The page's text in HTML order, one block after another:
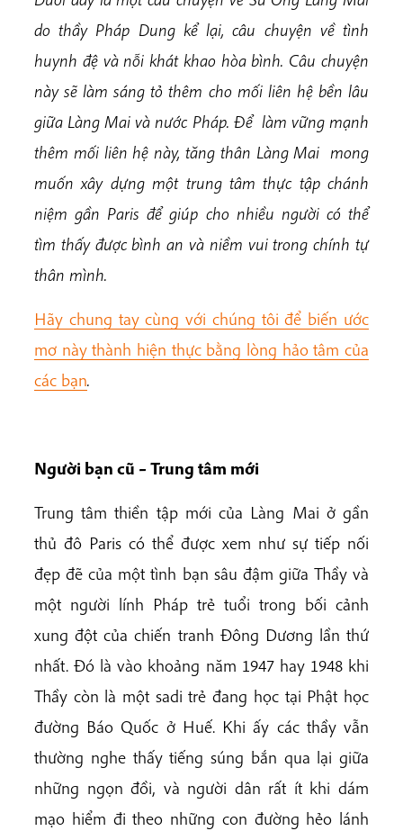
do thầy Pháp Dung kể lại, câu chuyện về tình
huynh đệ và nỗi khát khao hòa bình. Câu chuyện
này sẽ làm sáng tỏ thêm cho mối liên hệ bền lâu
giữa Làng Mai và nước Pháp. Để làm vững mạnh
thêm mối liên hệ này, tăng thân Làng Mai mong
muốn xây dựng một trung tâm thực tập chánh
niệm gần Paris để giúp cho nhiều người có thể
tìm thấy được bình an và niềm vui trong chính tự
thân mình.
Hãy chung tay cùng với chúng tôi để biến ước
mơ này thành hiện thực bằng lòng hảo tâm của
các bạn.
Người bạn cũ – Trung tâm mới
Trung tâm thiền tập mới của Làng Mai ở gần
thủ đô Paris có thể được xem như sự tiếp nối
đẹp đẽ của một tình bạn sâu đậm giữa Thầy và
một người lính Pháp trẻ tuổi trong bối cảnh
xung đột của chiến tranh Đông Dương lần thứ
nhất. Đó là vào khoảng năm 1947 hay 1948 khi
Thầy còn là một sadi trẻ đang học tại Phật học
đường Báo Quốc ở Huế. Khi ấy các thầy vẫn
thường nghe thấy tiếng súng bắn qua lại giữa
những ngọn đồi, và người dân rất ít khi dám
mạo hiểm đi theo những con đường hẻo lánh